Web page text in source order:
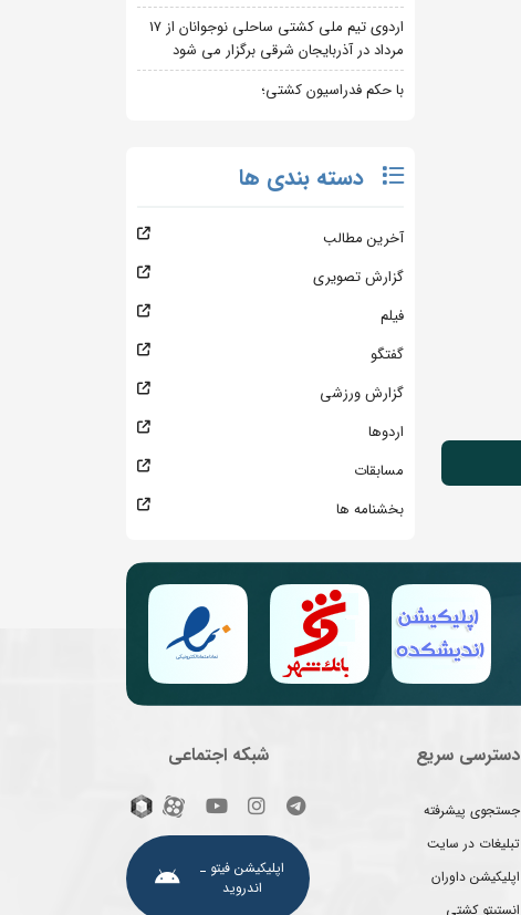
اردوی تیم ملی کشتی ساحلی نوجوانان از 17
مرداد در آذربایجان شرقی برگزار می شود
با حکم فدراسیون کشتی؛
دسته بندی ها
آخرین مطالب
گزارش تصویری
فیلم
گفتگو
گزارش ورزشی
اردوها
مسابقات
بخشنامه ها
دسترسی سریع
جستجوی پیشرفته
تبلیغات در سایت
اپلیکیشن داوران
انستیتو کشتی
شبکه اجتماعی
اپلیکیشن فیتو ـ
اندروید